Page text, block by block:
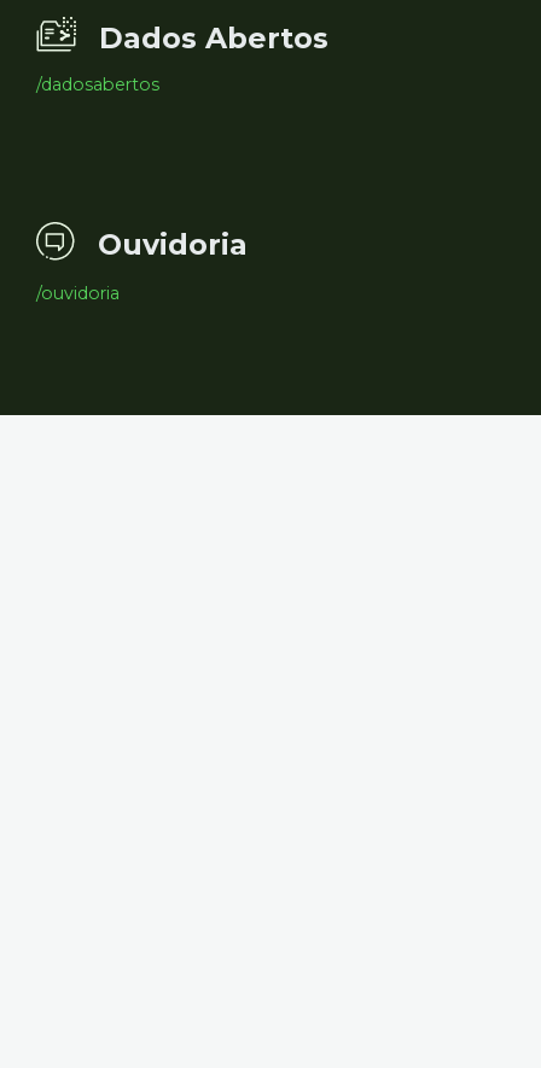
Dados Abertos
/dadosabertos
Ouvidoria
/ouvidoria